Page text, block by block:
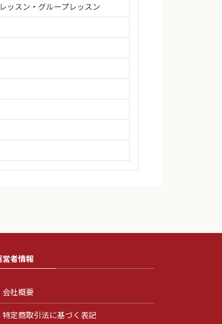
ッスン・グループレッスン
営者情報
会社概要
特定商取引法に基づく表記